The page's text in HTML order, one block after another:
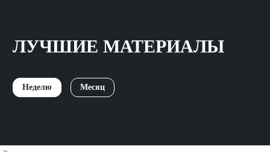
ЛУЧШИЕ МАТЕРИАЛЫ
Неделю Месяц